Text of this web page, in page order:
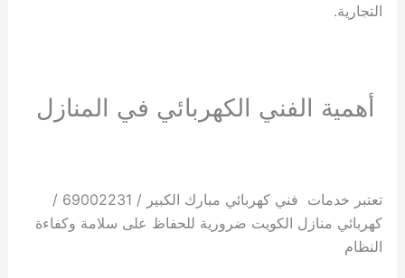
التجارية.
أهمية الفني الكهربائي في المنازل
تعتبر خدمات فني كهربائي مبارك الكبير / 69002231 /
كهربائي منازل الكويت ضرورية للحفاظ على سلامة وكفاءة
النظام